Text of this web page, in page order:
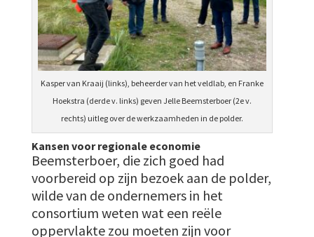
Kasper van Kraaij (links), beheerder van het veldlab, en Franke
Hoekstra (derde v. links) geven Jelle Beemsterboer (2e v.
rechts) uitleg over de werkzaamheden in de polder.
Kansen voor regionale economie
Beemsterboer, die zich goed had
voorbereid op zijn bezoek aan de polder,
wilde van de ondernemers in het
consortium weten wat een reële
oppervlakte zou moeten zijn voor